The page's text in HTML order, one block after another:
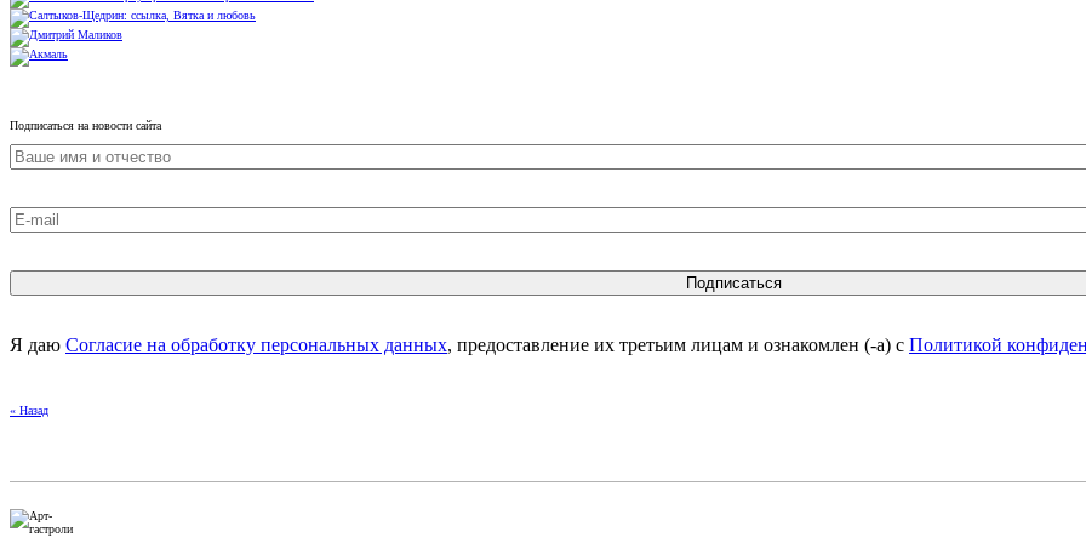
Подписаться на новости сайта
Я даю Согласие на обработку персональных данных, предоставление их третьим лицам и ознакомлен (-а) c Политикой
« Назад